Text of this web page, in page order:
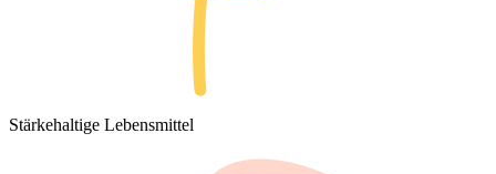
Stärkehaltige Lebensmittel